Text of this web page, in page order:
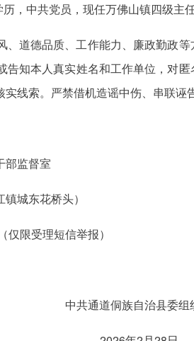
，中共党员，现任万佛山镇四级主
道德品质、工作能力、廉政勤政
知本人真实姓名和工作单位，对
线索。严禁借机造谣中伤、串联诬
部监督室
城东花桥头）
限受理短信举报）
中共通道侗族自治县委组